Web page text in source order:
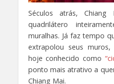
Séculos atrás,
quadrilátero
muralhas. Já faz tempo
extrapolou seus
hoje conhecido como
ponto mais atrativo a
Chiang Mai.